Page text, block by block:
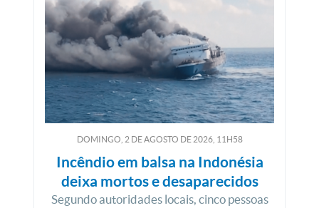
DOMINGO, 2 DEAGOSTO DE2026, 11H58
Incêndio em balsa na Indonésia
deixa mortos e desaparecidos
Segundo autoridades locais, cinco pessoas